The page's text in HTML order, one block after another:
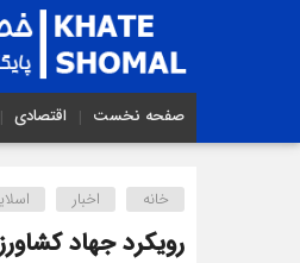
صفحه نخست اقتصادی
خانه اخبار
رویکرد جهاد